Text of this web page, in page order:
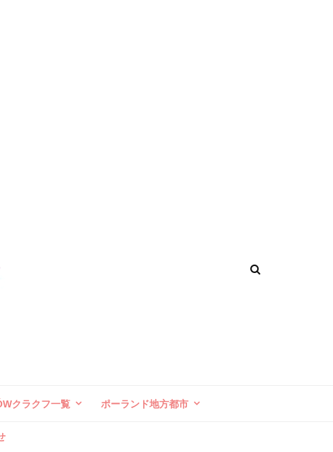
クラクフ一覧 ポーランド地方都市